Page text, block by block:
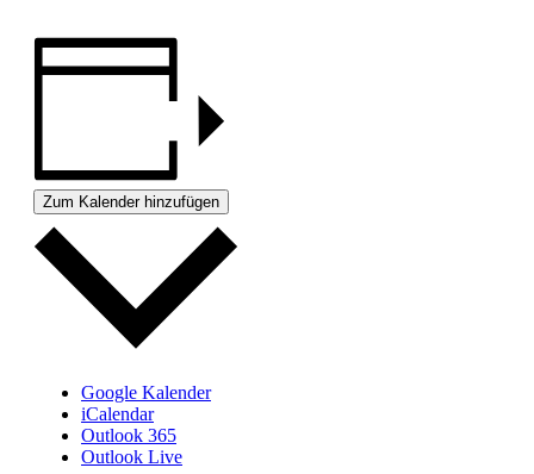
Zum Kalender hinzufügen
Google Kalender
iCalendar
Outlook 365
Outlook Live